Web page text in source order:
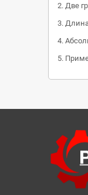
2. Две
3.
4.
5.